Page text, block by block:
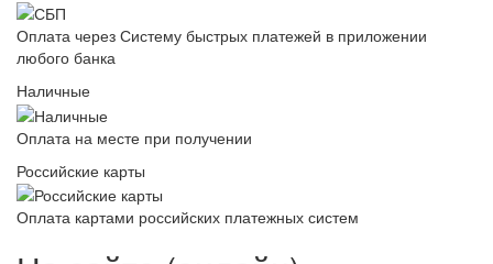
Оплата через Систему быстрых платежей в приложении
любого банка
Наличные
Оплата на месте при получении
Российские карты
Оплата картами российских платежных систем